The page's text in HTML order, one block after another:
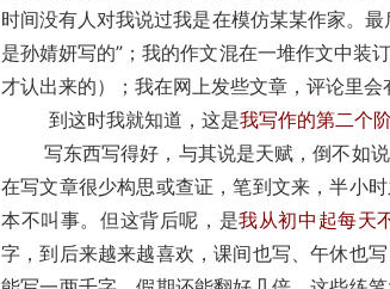
时间没有人对我说过我是在模仿某某作家。
是孙婧妍写的”；我的作文混在一堆作文中装
才认出来的）；我在网上发些文章，评论里会
到这时我就知道，这是我写作的第二个
写东西写得好，与其说是天赋，倒不如说
在写文章很少构思或查证，笔到文来，半小
本不叫事。但这背后呢，是我从初中起每天
字，到后来越来越喜欢，课间也写、午休也